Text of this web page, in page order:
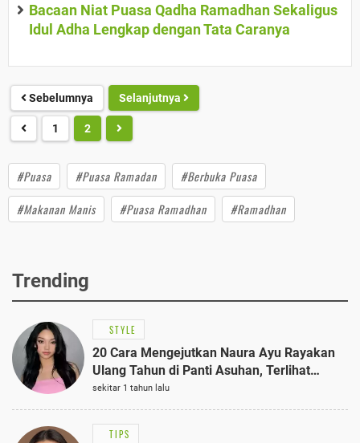
Bacaan Niat Puasa Qadha Ramadhan Sekaligus
Idul Adha Lengkap dengan Tata Caranya
Sebelumnya Selanjutnya
1 2
#Puasa #Puasa Ramadan
#Berbuka Puasa
#Makanan Manis
#Puasa Ramadhan #Ramadhan
Trending
STYLE
20 Cara Mengejutkan Naura Ayu Rayakan
Ulang Tahun di Panti Asuhan, Terlihat
Anggun dengan Kaftan Cokelat
sekitar 1 tahun lalu
TIPS